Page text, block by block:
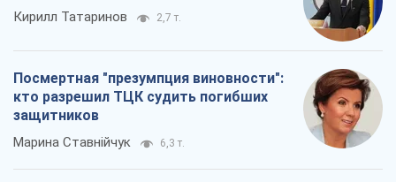
Кирилл Татаринов 2,7 т.
Посмертная "презумпция виновности":
кто разрешил ТЦК судить погибших
защитников
Марина Ставнійчук 6,3 т.